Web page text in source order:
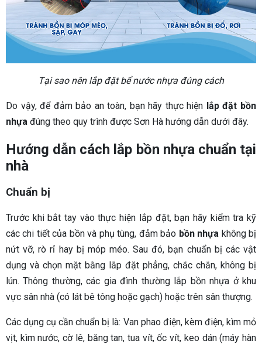
Tại sao nên lắp đặt bể nước nhựa đúng cách
Do vậy, để đảm bảo an toàn, bạn hãy thực hiện lắp đặt bồn
nhựa đúng theo quy trình được Sơn Hà hướng dẫn dưới đây.
Hướng dẫn cách lắp bồn nhựa chuẩn tại
nhà
Chuẩn bị
Trước khi bắt tay vào thực hiện lắp đặt, bạn hãy kiểm tra kỹ
các chi tiết của bồn và phụ tùng, đảm bảo bồn nhựa không bị
nứt vỡ, rò rỉ hay bị móp méo. Sau đó, bạn chuẩn bị các vật
dụng và chọn mặt bằng lắp đặt phẳng, chắc chắn, không bị
lún. Thông thường, các gia đình thường lắp bồn nhựa ở khu
vực sân nhà (có lát bê tông hoặc gạch) hoặc trên sân thượng.
Các dụng cụ cần chuẩn bị là: Van phao điện, kèm điện, kìm mỏ
vịt, kìm nước, cờ lê, băng tan, tua vít, ốc vít, keo dán (máy hàn